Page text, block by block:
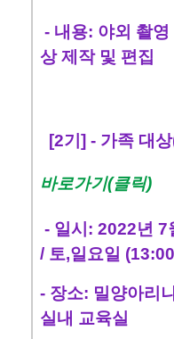
- 내용: 야외 촬
상 제작 및 편집
[2기] - 가족 대
바로가기(클릭)
- 일시: 2022년 7
/ 토,일요일
- 장소: 밀양아리
실내 교육실